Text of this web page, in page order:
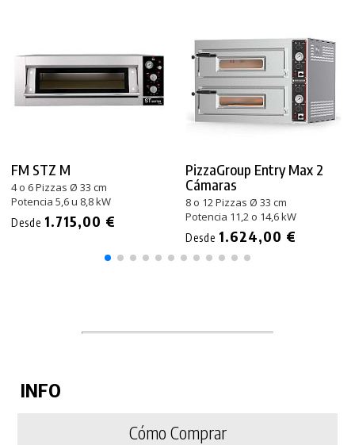
FM STZ M
4 o 6 Pizzas Ø 33 cm
Potencia 5,6 u 8,8 kW
Desde 1.715,00 €
PizzaGroup Entry Max 2
Cámaras
8 o 12 Pizzas Ø 33 cm
Potencia 11,2 o 14,6 kW
Desde 1.624,00 €
INFO
Cómo Comprar